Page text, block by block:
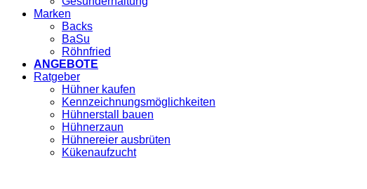
Marken
Backs
BaSu
Röhnfried
ANGEBOTE
Ratgeber
Hühner kaufen
Kennzeichnungsmöglichkeiten
Hühnerstall bauen
Hühnerzaun
Hühnereier ausbrüten
Kükenaufzucht